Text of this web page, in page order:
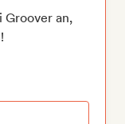
Groover an,